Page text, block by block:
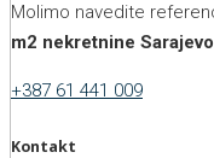
Molimo navedite
m2 nekretnine
+387 61 441 009
Kontakt